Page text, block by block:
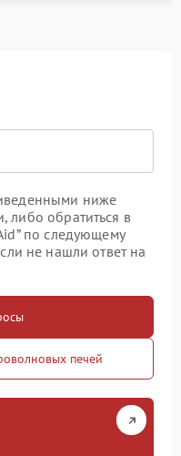
ниже
либо обратиться в
по следующему
не нашли ответ на
печей